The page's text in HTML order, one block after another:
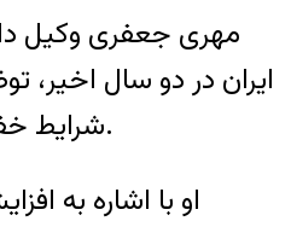
مهری جعفری وکیل
ایران در دو سال اخیر،
شرایط خفا و انزوای متهم، صورت می گیرد و اعتراضات فعالان حقوق بشر نیز در شرایط سیاسی کنونی بازخورد چندانی پیدا نمی کند.
او با اشاره به